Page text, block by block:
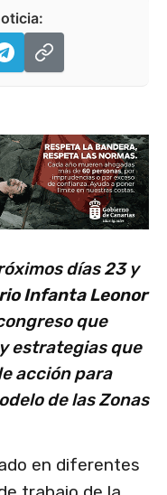
días 23 y
Infanta Leonor
que
estrategias que
acción para
de las Zonas
en diferentes